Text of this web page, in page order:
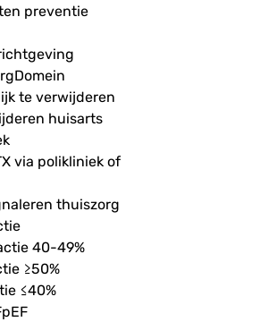
preventie
te verwijderen
huisarts
via polikliniek of
thuiszorg
40-49%
≥50%
≤40%